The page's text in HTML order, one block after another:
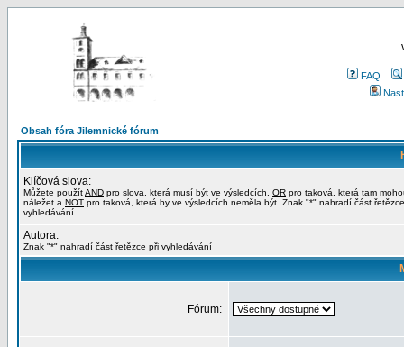
FAQ
Obsah fóra Jilemnické fórum
Klíčová slova:
Můžete použítAND pro slova, která musí být ve výsledcích, OR pro taková, která tam
náležet a NOT pro taková, která by ve výsledcích neměla být. Znak "*" nahradí část
vyhledávání
Autora:
Znak "*" nahradí část řetězce při vyhledávání
Fórum: